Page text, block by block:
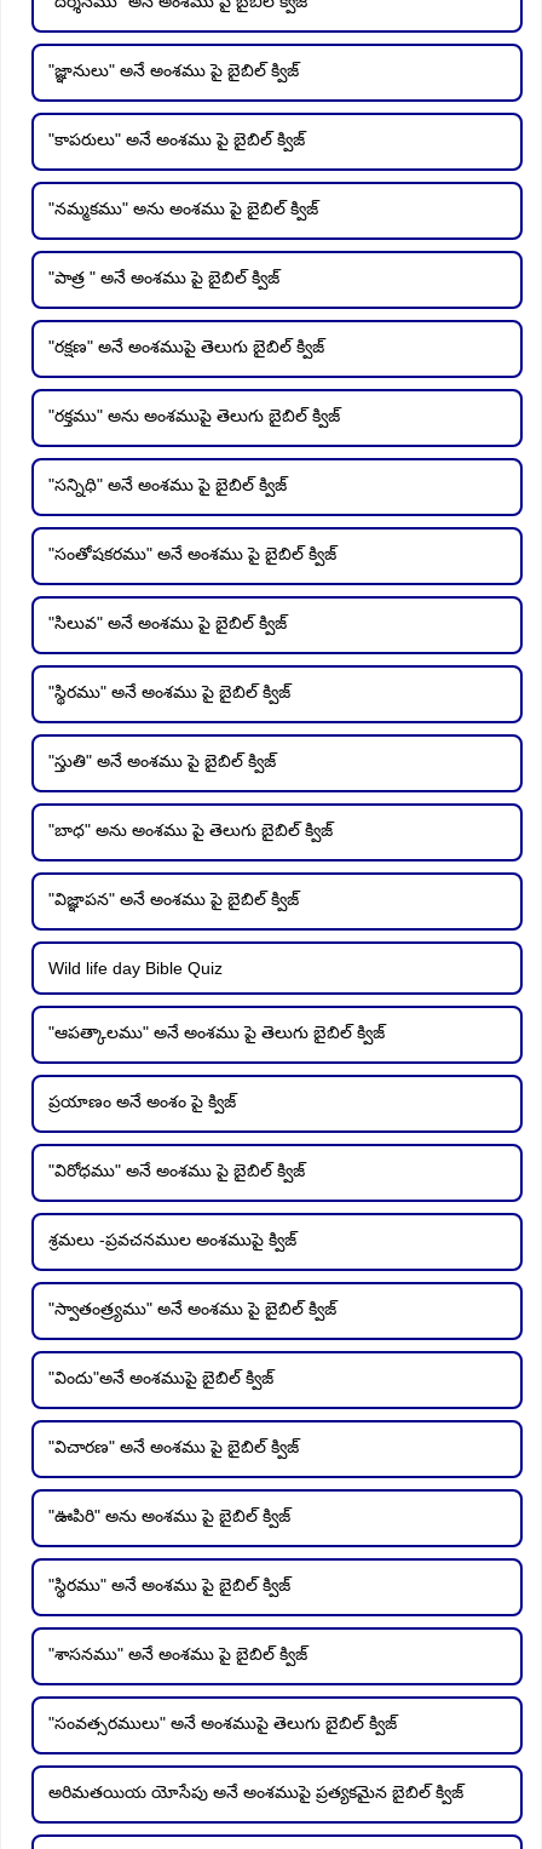
"జ్ఞానులు" అనే అంశము పై బైబిల్ క్విజ్
"కాపరులు" అనే అంశము పై బైబిల్ క్విజ్
"నమ్మకము" అను అంశము పై బైబిల్ క్విజ్
"పాత్ర " అనే అంశము పై బైబిల్ క్విజ్
"రక్షణ" అనే అంశముపై తెలుగు బైబిల్ క్విజ్
"రక్తము" అను అంశముపై తెలుగు బైబిల్ క్విజ్
"సన్నిధి" అనే అంశము పై బైబిల్ క్విజ్
"సంతోషకరము" అనే అంశము పై బైబిల్ క్విజ్
"సిలువ" అనే అంశము పై బైబిల్ క్విజ్
"స్థిరము" అనే అంశము పై బైబిల్ క్విజ్
"స్తుతి" అనే అంశము పై బైబిల్ క్విజ్
"బాధ" అను అంశము పై తెలుగు బైబిల్ క్విజ్
"విజ్ఞాపన" అనే అంశము పై బైబిల్ క్విజ్
Wild life day Bible Quiz
"ఆపత్కాలము" అనే అంశము పై తెలుగు బైబిల్ క్విజ్
ప్రయాణం అనే అంశం పై క్విజ్
"విరోధము" అనే అంశము పై బైబిల్ క్విజ్
శ్రమలు -ప్రవచనముల అంశముపై క్విజ్
"స్వాతంత్ర్యము" అనే అంశము పై బైబిల్ క్విజ్
"విందు"అనే అంశముపై బైబిల్ క్విజ్
"విచారణ" అనే అంశము పై బైబిల్ క్విజ్
"ఊపిరి" అను అంశము పై బైబిల్ క్విజ్
"స్థిరము" అనే అంశము పై బైబిల్ క్విజ్
"శాసనము" అనే అంశము పై బైబిల్ క్విజ్
"సంవత్సరములు" అనే అంశముపై తెలుగు బైబిల్ క్విజ్
అరిమతయియ యోసేపు అనే అంశముపై ప్రత్యకమైన బైబిల్ క్విజ్